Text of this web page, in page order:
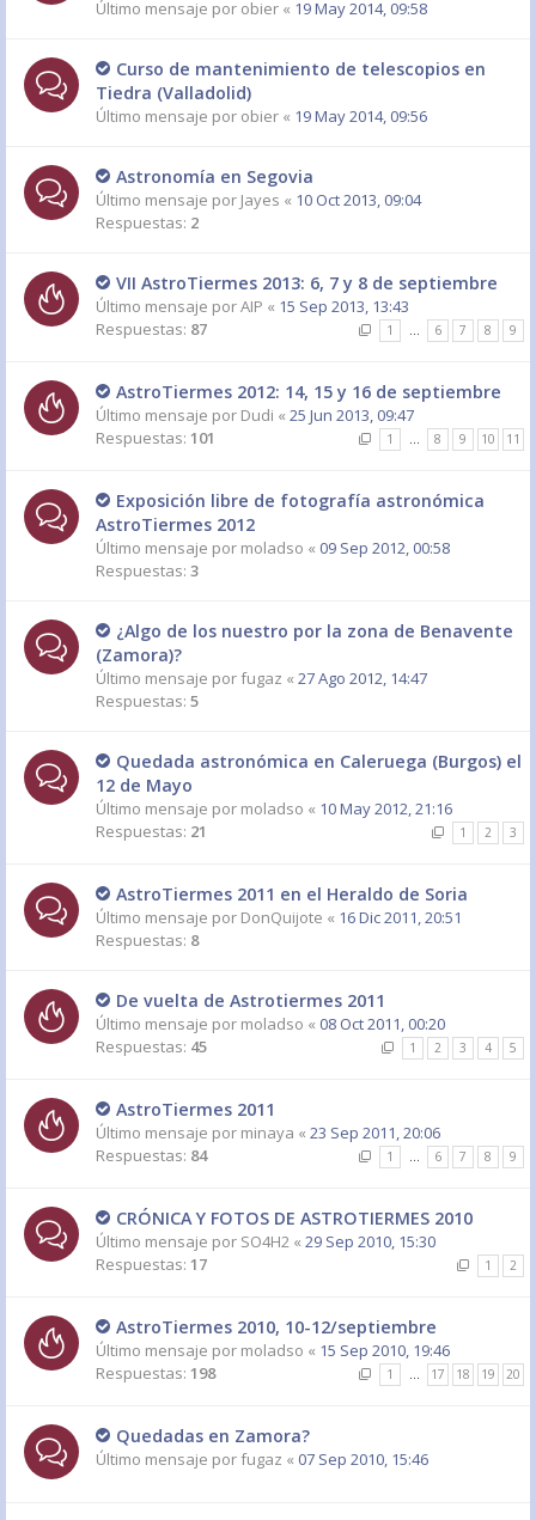
Último mensaje por obier « 19 May 2014, 09:58
Curso de mantenimiento de telescopios en
Tiedra (Valladolid)
Último mensaje por obier « 19 May 2014, 09:56
Astronomía en Segovia
Último mensaje por Jayes « 10 Oct 2013, 09:04
Respuestas: 2
VII AstroTiermes 2013: 6, 7 y 8 de septiembre
Último mensaje porAIP « 15 Sep 2013, 13:43
Respuestas: 87 1 … 6 7 8 9
AstroTiermes 2012: 14, 15 y 16 de septiembre
Último mensaje por Dudi « 25 Jun 2013, 09:47
Respuestas: 101 1 … 8 9 10 11
Exposición libre de fotografía astronómica
AstroTiermes 2012
Último mensaje por moladso « 09 Sep 2012, 00:58
Respuestas: 3
¿Algo de los nuestro por la zona de Benavente
(Zamora)?
Último mensaje porfugaz « 27 Ago 2012, 14:47
Respuestas: 5
Quedada astronómica en Caleruega (Burgos) el
12 de Mayo
Último mensaje por moladso « 10 May 2012, 21:16
Respuestas: 21 1 2 3
AstroTiermes 2011 en el Heraldo de Soria
Último mensaje por DonQuijote « 16 Dic 2011, 20:51
Respuestas: 8
De vuelta de Astrotiermes 2011
Último mensaje por moladso « 08 Oct 2011, 00:20
Respuestas: 45 1 2 3 4 5
AstroTiermes 2011
Último mensaje por minaya « 23 Sep 2011, 20:06
Respuestas: 84 1 … 6 7 8 9
CRÓNICA Y FOTOS DE ASTROTIERMES 2010
Último mensaje por SO4H2 « 29 Sep 2010, 15:30
Respuestas: 17 1 2
AstroTiermes 2010, 10-12/septiembre
Último mensaje por moladso « 15 Sep 2010, 19:46
Respuestas: 198 1 … 17 18 19 20
Quedadas en Zamora?
Último mensaje porfugaz « 07 Sep 2010, 15:46